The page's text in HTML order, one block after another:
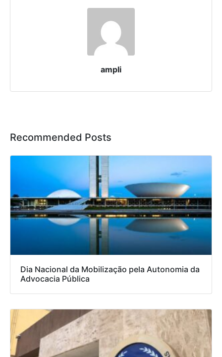
ampli
Recommended Posts
Dia Nacional da Mobilização pela Autonomia da
Advocacia Pública